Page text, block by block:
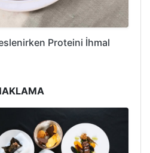
Proteini İhmal